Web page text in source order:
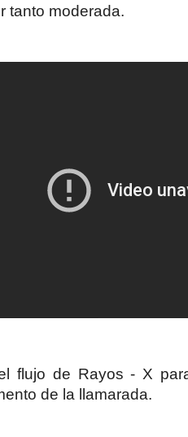
tanto moderada.
flujo de Rayos - X
de la llamarada.